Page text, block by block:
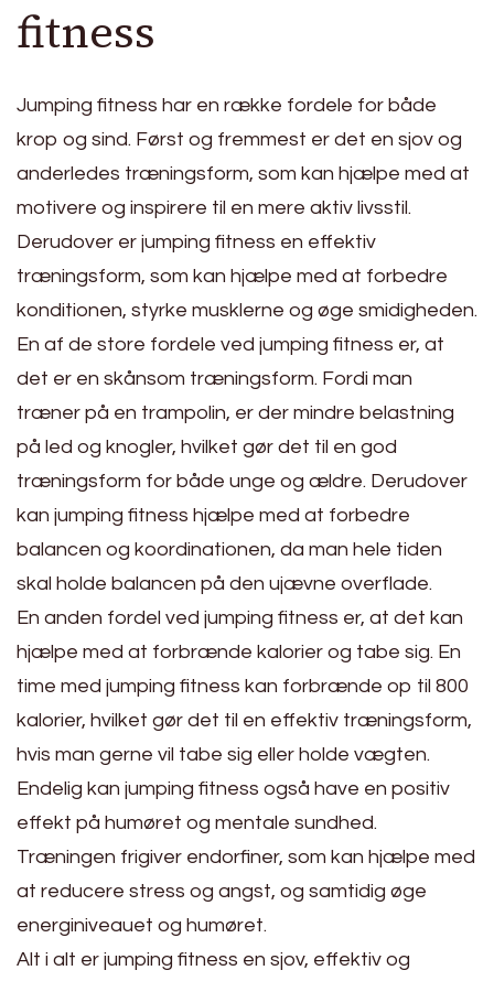
fitness
Jumping fitness har en række fordele for både
krop og sind. Først og fremmest er det en sjov og
anderledes træningsform, som kan hjælpe med at
motivere og inspirere til en mere aktiv livsstil.
Derudover er jumping fitness en effektiv
træningsform, som kan hjælpe med at forbedre
konditionen, styrke musklerne og øge smidigheden.
En af de store fordele ved jumping fitness er, at
det er en skånsom træningsform. Fordi man
træner på en trampolin, er der mindre belastning
på led og knogler, hvilket gør det til en god
træningsform for både unge og ældre. Derudover
kan jumping fitness hjælpe med at forbedre
balancen og koordinationen, da man hele tiden
skal holde balancen på den ujævne overflade.
En anden fordel ved jumping fitness er, at det kan
hjælpe med at forbrænde kalorier og tabe sig. En
time med jumping fitness kan forbrænde op til 800
kalorier, hvilket gør det til en effektiv træningsform,
hvis man gerne vil tabe sig eller holde vægten.
Endelig kan jumping fitness også have en positiv
effekt på humøret og mentale sundhed.
Træningen frigiver endorfiner, som kan hjælpe med
at reducere stress og angst, og samtidig øge
energiniveauet og humøret.
Alt i alt er jumping fitness en sjov, effektiv og